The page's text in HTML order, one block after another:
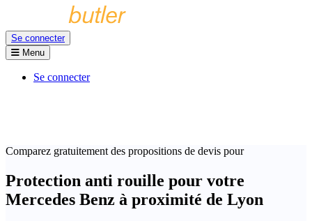
Se connecter
Menu
Se connecter
Comparez gratuitement des propositions de devis pour
Protection anti rouille pour votre
Mercedes Benz à proximité de Lyon